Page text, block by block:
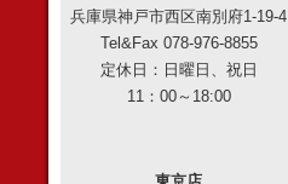
兵庫県神戸市西区南別府1-19-4
Tel&Fax 078-976-8855
定休日：日曜日、祝日
11：00～18:00